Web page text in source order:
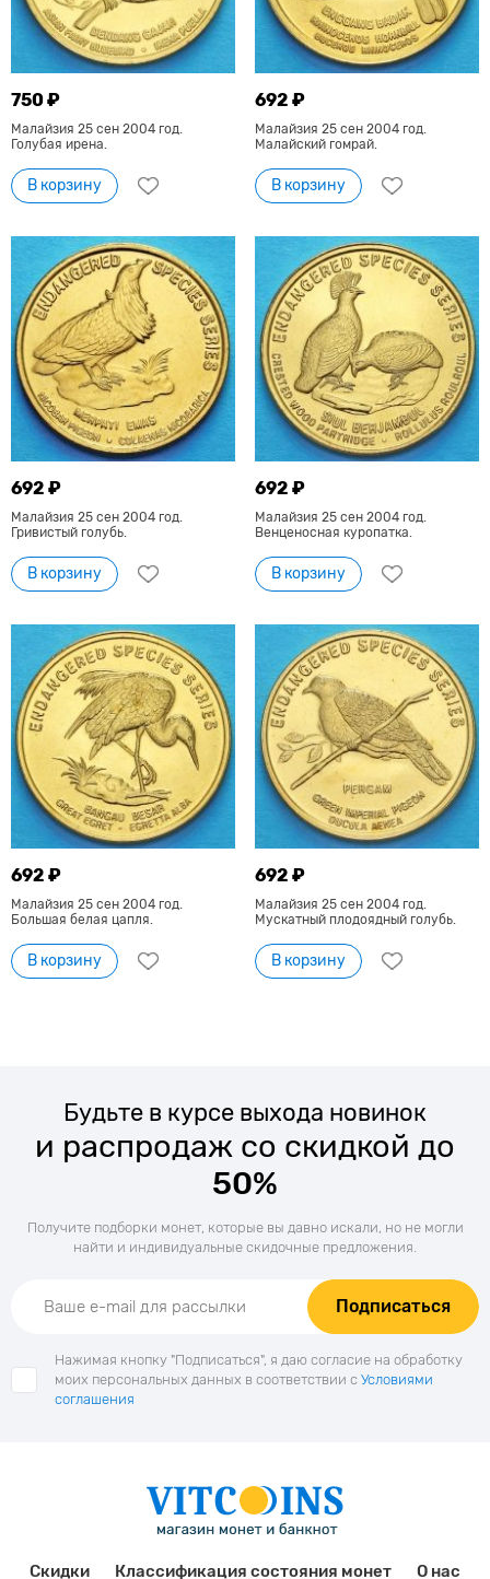
750 ₽
Малайзия 25 сен 2004 год.
Голубая ирена.
В корзину
692 ₽
Малайзия 25 сен 2004 год.
Малайский гомрай.
В корзину
692 ₽
Малайзия 25 сен 2004 год.
Гривистый голубь.
В корзину
692 ₽
Малайзия 25 сен 2004 год.
Венценосная куропатка.
В корзину
692 ₽
Малайзия 25 сен 2004 год.
Большая белая цапля.
В корзину
692 ₽
Малайзия 25 сен 2004 год.
Мускатный плодоядный голубь.
В корзину
Будьте в курсе выхода новинок
и распродаж со скидкой до
50%
Получите подборки монет, которые вы давно искали, но не могли
найти и индивидуальные скидочные предложения.
Подписаться
Нажимая кнопку "Подписаться", я даю согласие на обработку
моих персональных данных в соответствии с Условиями
соглашения
Скидки Классификация состояния монет О нас